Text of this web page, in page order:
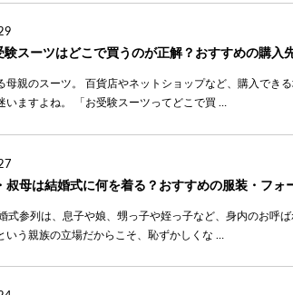
験スーツはどこで買うのが正解？おすすめの購入
母親のスーツ。 百貨店やネットショップなど、購入でき
いますよね。 「お受験スーツってどこで買 …
叔母は結婚式に何を着る？おすすめの服装・フォ
式参列は、息子や娘、甥っ子や姪っ子など、身内のお呼
いう親族の立場だからこそ、恥ずかしくな …